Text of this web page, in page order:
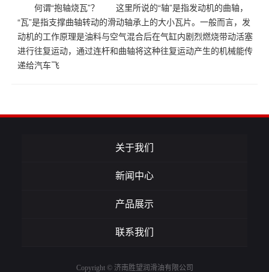
何谓“抱轴烧瓦”？ 这里所说的“轴”是指发动机的曲轴，
“瓦”是指支撑曲轴转动的滑动轴承上的大小瓦片。一般而言，发
动机的工作原理是油料与空气混合后在气缸内剧烈燃烧带动活塞
进行往复运动，通过连杆和曲轴将这种往复运动产生的机械能传
递给汽车飞
关于我们
新闻中心
产品展示
联系我们
Copyright © 济南胜望润滑油有限公司